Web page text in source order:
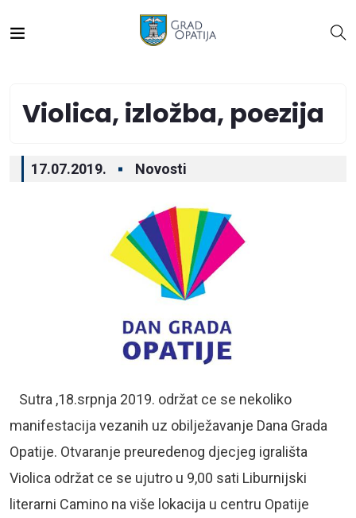
Violica, izložba, poezija
17.07.2019. Novosti
Sutra ,18.srpnja 2019. održat ce se nekoliko
manifestacija vezanih uz obilježavanje Dana Grada
Opatije. Otvaranje preuredenog djecjeg igrališta
Violica održat ce se ujutro u 9,00 sati Liburnijski
literarni Camino na više lokacija u centru Opatije